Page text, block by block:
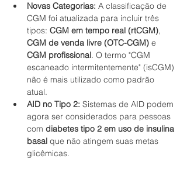
Novas Categorias: A classificação de
CGM foi atualizada para incluir três
tipos: CGM em tempo real (rtCGM),
CGM de venda livre (OTC-CGM) e
CGM profissional. O termo "CGM
escaneado intermitentemente" (isCGM)
não é mais utilizado como padrão
atual.
AID no Tipo 2: Sistemas de AID podem
agora ser considerados para pessoas
com diabetes tipo 2 em uso de insulina
basal que não atingem suas metas
glicêmicas.